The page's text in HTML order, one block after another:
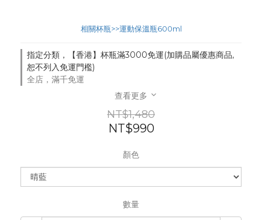
相關杯瓶>>運動保溫瓶600ml
指定分類，【香港】杯瓶滿3000免運(加購品屬優惠商品,
恕不列入免運門檻)
全店，滿千免運
查看更多
NT$1,480
NT$990
顏色
數量